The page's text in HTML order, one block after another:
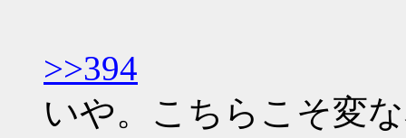
>>394
いや。こちらこそ変